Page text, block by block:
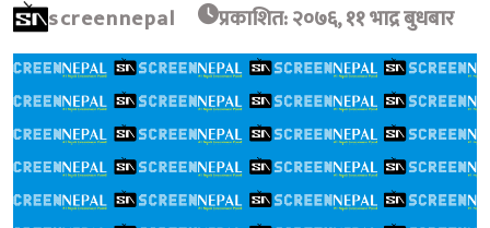
screennepal प्रकाशित: २०७६, ११ भाद्र बुधबार